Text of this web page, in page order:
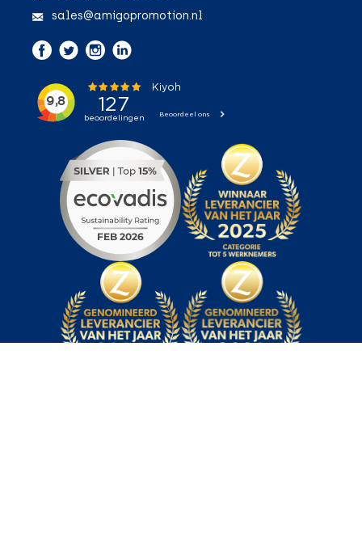
sales@amigopromotion.nl